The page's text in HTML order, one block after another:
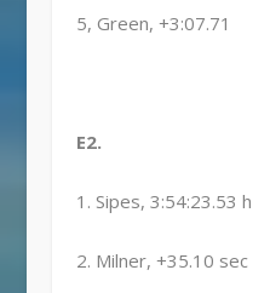
5, Green, +3:07.71
E2.
1. Sipes, 3:54:23.53 h
2. Milner, +35.10 sec